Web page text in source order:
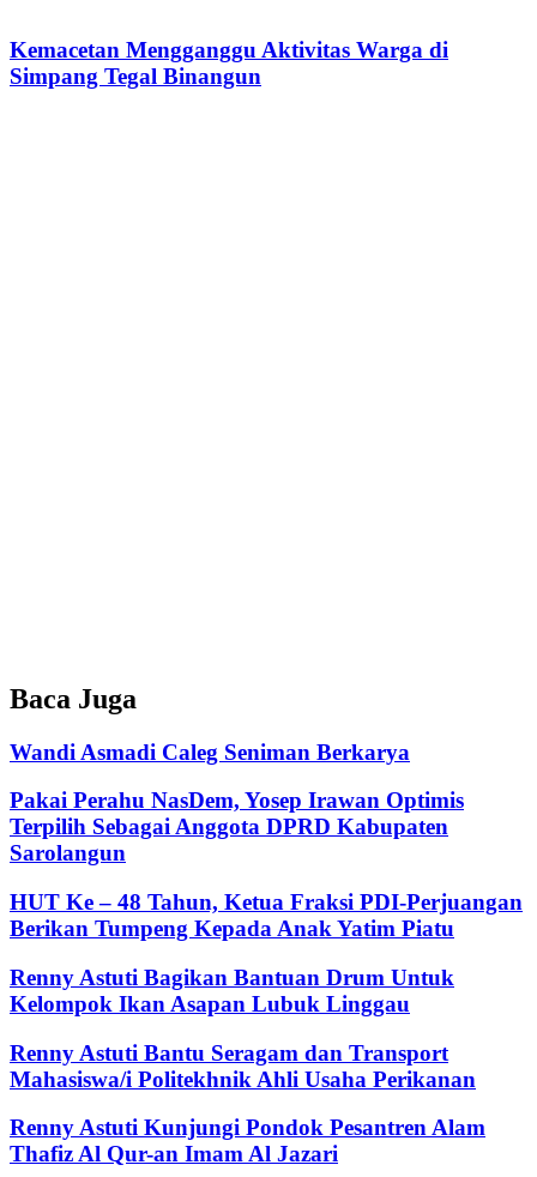
Kemacetan Mengganggu Aktivitas Warga di
Simpang Tegal Binangun
Baca Juga
Wandi Asmadi Caleg Seniman Berkarya
Pakai Perahu NasDem, Yosep Irawan Optimis
Terpilih Sebagai Anggota DPRD Kabupaten
Sarolangun
HUT Ke – 48 Tahun, Ketua Fraksi PDI-Perjuangan
Berikan Tumpeng Kepada Anak Yatim Piatu
Renny Astuti Bagikan Bantuan Drum Untuk
Kelompok Ikan Asapan Lubuk Linggau
Renny Astuti Bantu Seragam dan Transport
Mahasiswa/i Politekhnik Ahli Usaha Perikanan
Renny Astuti Kunjungi Pondok Pesantren Alam
Thafiz Al Qur-an Imam Al Jazari